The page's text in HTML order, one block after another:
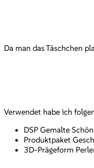
Da man das Täschchen
Verwendet habe ich
DSP Gemalte
Produktpaket
3D-Prägeform